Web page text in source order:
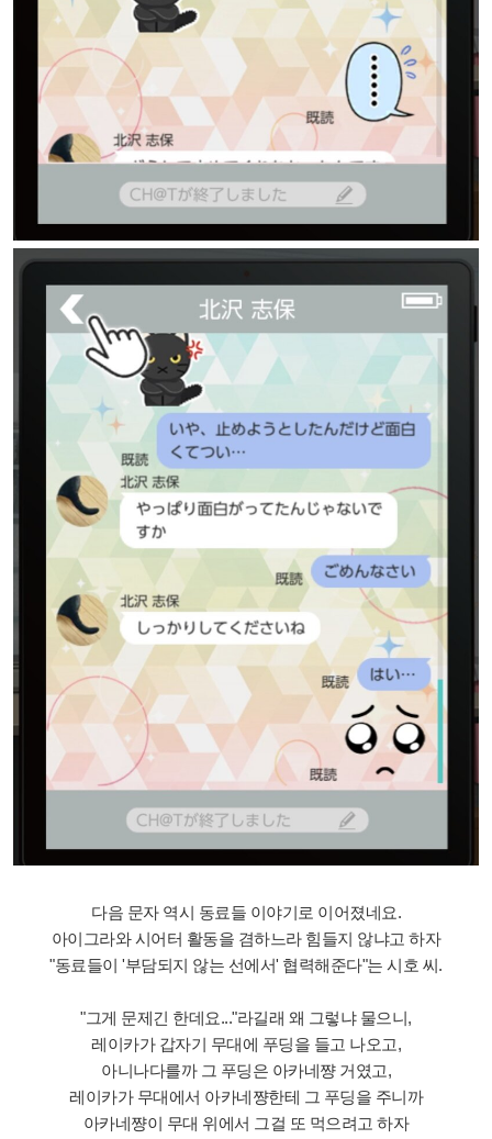
다음 문자 역시 동료들 이야기로 이어졌네요.
아이그라와 시어터 활동을 겸하느라 힘들지 않냐고 하자
"동료들이 '부담되지 않는 선에서' 협력해준다"는 시호 씨.
"그게 문제긴 한데요..."라길래 왜 그렇냐 물으니,
레이카가 갑자기 무대에 푸딩을 들고 나오고,
아니나다를까 그 푸딩은 아카네쨩 거였고,
레이카가 무대에서 아카네쨩한테 그 푸딩을 주니까
아카네쨩이 무대 위에서 그걸 또 먹으려고 하자